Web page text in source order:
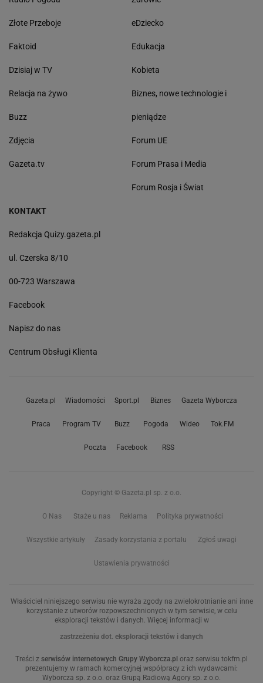
Złote Przeboje
Faktoid
Dzisiaj w TV
Relacja na żywo
Buzz
Zdjęcia
Gazeta.tv
eDziecko
Edukacja
Kobieta
Biznes, nowe technologie i
pieniądze
Forum UE
Forum Prasa i Media
Forum Rosja i Świat
KONTAKT
Redakcja Quizy.gazeta.pl
ul. Czerska 8/10
00-723 Warszawa
Facebook
Napisz do nas
Centrum Obsługi Klienta
Gazeta.pl Wiadomości Sport.pl Biznes Gazeta Wyborcza
Praca Program TV Buzz Pogoda Wideo Tok.FM
Poczta Facebook RSS
Copyright © Gazeta.pl sp. z o.o.
O Nas Staże u nas Reklama Polityka prywatności
Wszystkie artykuły Zasady korzystania z portalu Zgłoś uwagi
Ustawienia prywatności
Właściciel niniejszego serwisu nie wyraża zgody na zwielokrotnianie ani inne
korzystanie z utworów rozpowszechnionych w tym serwisie, w celu
eksploracji tekstów i danych. Więcej informacji w
zastrzeżeniu dot. eksploracji tekstów i danych
Treści z serwisów internetowych Grupy Wyborcza.pl oraz serwisu tokfm.pl
prezentujemy w ramach komercyjnej współpracy z ich wydawcami:
Wyborcza sp. z o.o. oraz Grupą Radiową Agory sp. z o.o.